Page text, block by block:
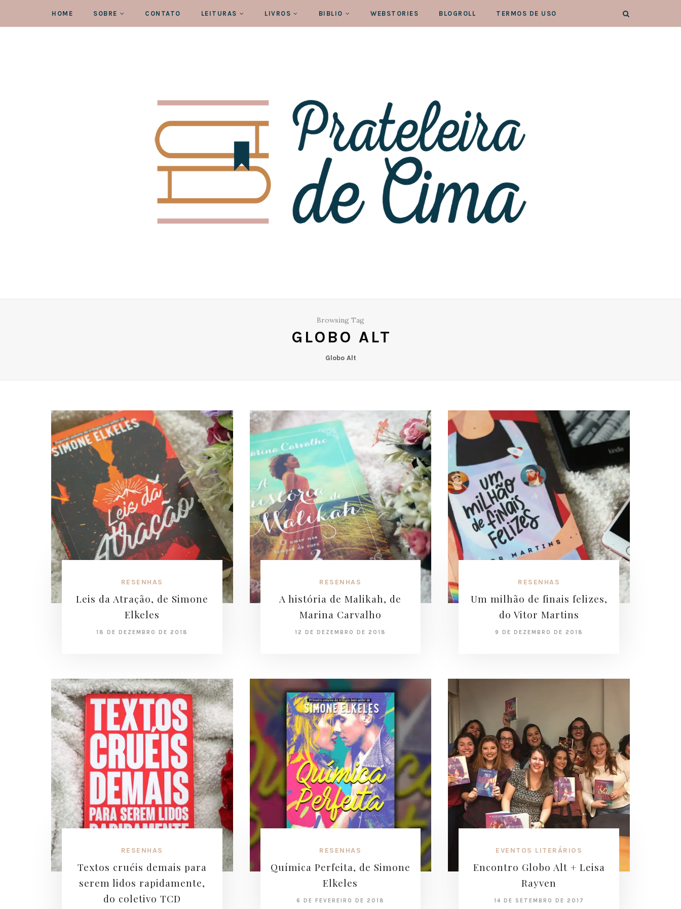
HOME SOBRE CONTATO LEITURAS LIVROS BIBLIO WEBSTORIES BLOGROLL TERMOS DE USO
Browsing Tag
GLOBO ALT
Globo Alt
RESENHAS
Leis da Atração, de Simone
Elkeles
18 DE DEZEMBRO DE 2018
RESENHAS
A história de Malikah, de
Marina Carvalho
12 DE DEZEMBRO DE 2018
RESENHAS
Um milhão de finais felizes,
do Vitor Martins
9 DE DEZEMBRO DE 2018
RESENHAS
Textos cruéis demais para
serem lidos rapidamente,
do coletivo TCD
RESENHAS
Química Perfeita, de Simone
Elkeles
6 DE FEVEREIRO DE 2018
EVENTOS LITERÁRIOS
Encontro Globo Alt + Leisa
Rayven
14 DE SETEMBRO DE 2017